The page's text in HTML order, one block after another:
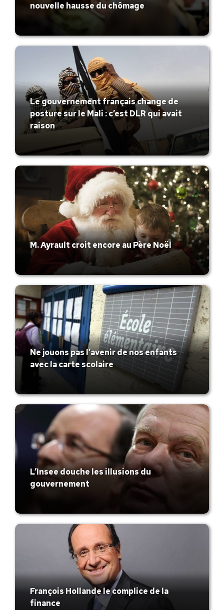
nouvelle hausse du chômage
Le gouvernement français change de
posture sur le Mali : c’est DLR qui avait
raison
M. Ayrault croit encore au Père Noël
Ne jouons pas l’avenir de nos enfants
avec la carte scolaire
L’Insee douche les illusions du
gouvernement
François Hollande le complice de la
finance